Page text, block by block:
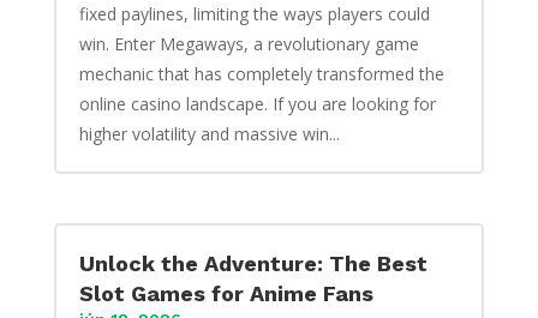
fixed paylines, limiting the ways players could
win. Enter Megaways, a revolutionary game
mechanic that has completely transformed the
online casino landscape. If you are looking for
higher volatility and massive win...
Unlock the Adventure: The Best
Slot Games for Anime Fans